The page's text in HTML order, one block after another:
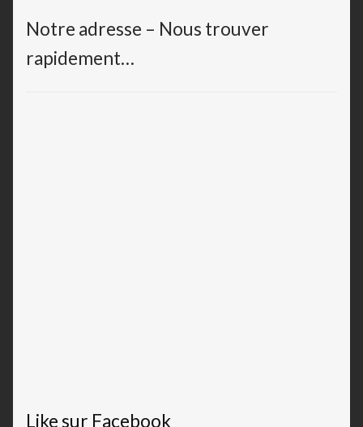
Notre adresse – Nous trouver
rapidement…
Like sur Facebook